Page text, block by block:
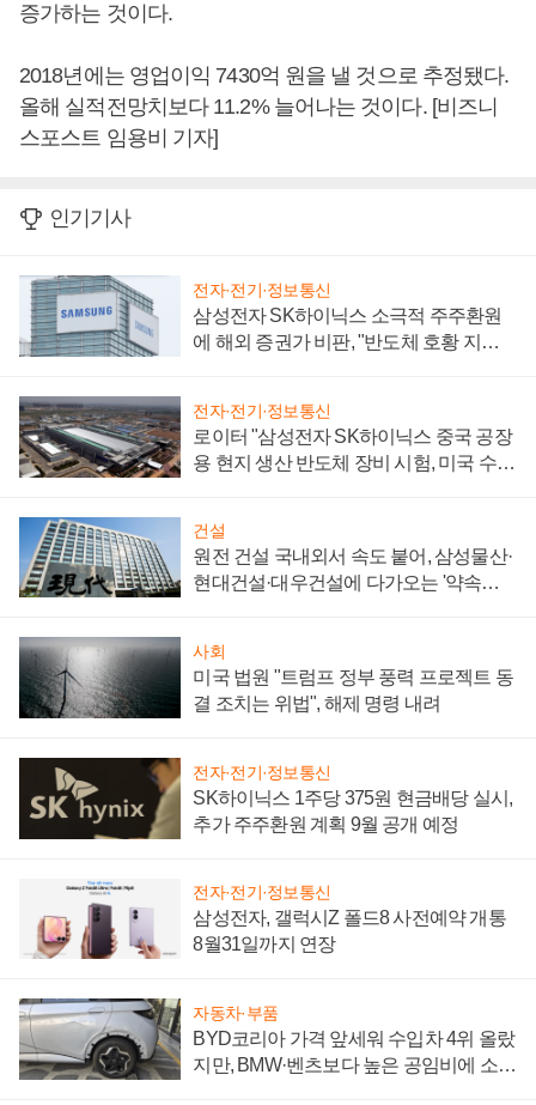
증가하는 것이다.
2018년에는 영업이익 7430억 원을 낼 것으로 추정됐다.
올해 실적전망치보다 11.2% 늘어나는 것이다. [비즈니
스포스트 임용비 기자]
인기기사
전자·전기·정보통신
삼성전자 SK하이닉스 소극적 주주환원
에 해외 증권가 비판, "반도체 호황 지속
전자·전기·정보통신
로이터 "삼성전자 SK하이닉스 중국 공장
용 현지 생산 반도체 장비 시험, 미국 수출
건설
원전 건설 국내외서 속도 붙어, 삼성물산·
현대건설·대우건설에 다가오는 '약속의
사회
미국 법원 "트럼프 정부 풍력 프로젝트 동
결 조치는 위법", 해제 명령 내려
전자·전기·정보통신
SK하이닉스 1주당 375원 현금배당 실시,
추가 주주환원 계획 9월 공개 예정
전자·전기·정보통신
삼성전자, 갤럭시Z 폴드8 사전예약 개통
8월31일까지 연장
자동차·부품
BYD코리아 가격 앞세워 수입차 4위 올랐
지만, BMW·벤츠보다 높은 공임비에 소비